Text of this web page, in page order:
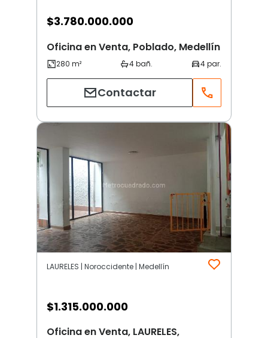
$3.780.000.000
Oficina en Venta, Poblado, Medellín
Contactar
LAURELES | Noroccidente | Medellín
$1.315.000.000
Oficina en Venta, LAURELES,